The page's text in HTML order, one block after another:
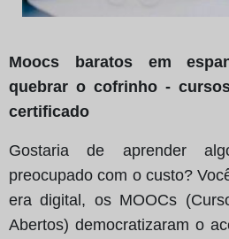
Moocs baratos em
quebrar o cofrinho -
certificado
Gostaria de aprender
preocupado com o custo?
era digital, os MOOCs
Abertos) democratizaram o